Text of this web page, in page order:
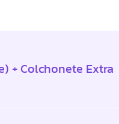
+ Colchonete Extra